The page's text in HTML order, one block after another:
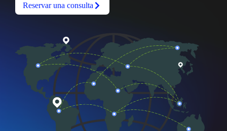
Reservar una consulta
Proveedor
Empresa